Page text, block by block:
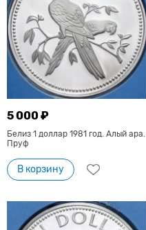
5 000 ₽
Белиз 1 доллар 1981 год. Алый ара.
Пруф
В корзину